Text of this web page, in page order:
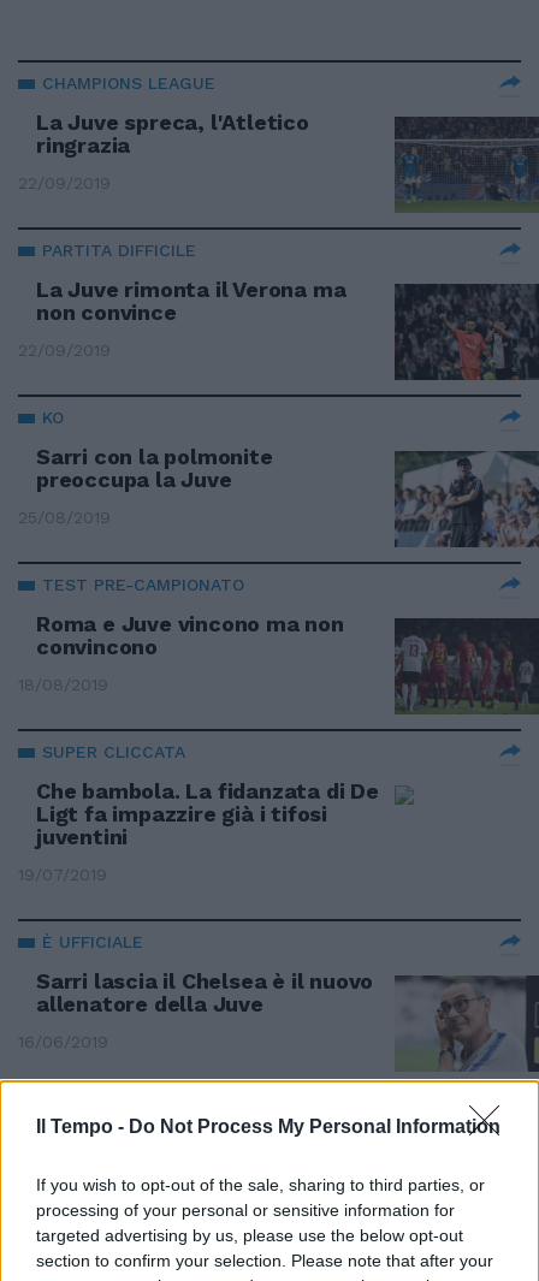
Il Tempo - Do Not Process My Personal Information
If you wish to opt-out of the sale, sharing to third parties, or
processing of your personal or sensitive information for
targeted advertising by us, please use the below opt-out
section to confirm your selection. Please note that after your
CHAMPIONS LEAGUE
La Juve spreca, l'Atletico
ringrazia
22/09/2019
PARTITA DIFFICILE
La Juve rimonta il Verona ma
non convince
22/09/2019
KO
Sarri con la polmonite
preoccupa la Juve
25/08/2019
TEST PRE-CAMPIONATO
Roma e Juve vincono ma non
convincono
18/08/2019
SUPER CLICCATA
Che bambola. La fidanzata di De
Ligt fa impazzire già i tifosi
juventini
19/07/2019
È UFFICIALE
Sarri lascia il Chelsea è il nuovo
allenatore della Juve
16/06/2019
18/05/2019